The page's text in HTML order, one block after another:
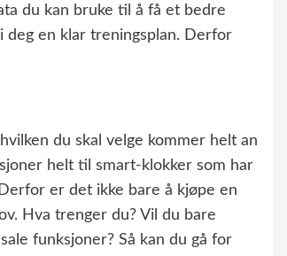
du kan bruke til å få et bedre
deg en klar treningsplan. Derfor
du skal velge kommer helt an
helt til smart-klokker som har
er det ikke bare å kjøpe en
Hva trenger du? Vil du bare
funksjoner? Så kan du gå for